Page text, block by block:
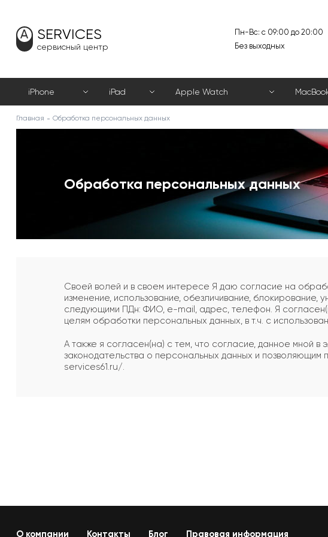
SERVICES
сервисный центр
Пн-Вс: с 09:00 до 20:00
Без выходных
iPhone iPad Apple Watch
Главная Обработка персональных данных
Обработка персональных данных
Своей волей и в своем интересе Я даю согласие на
изменение, использование, обезличивание,
следующими ПДн: ФИО, e-mail, адрес, телефон. Я
целям обработки персональных данных, в т.ч. с
А также я согласен(на) с тем, что согласие, данное мной
законодательства о персональных данных и
services61.ru/.
О компании Контакты Блог Правовая информация